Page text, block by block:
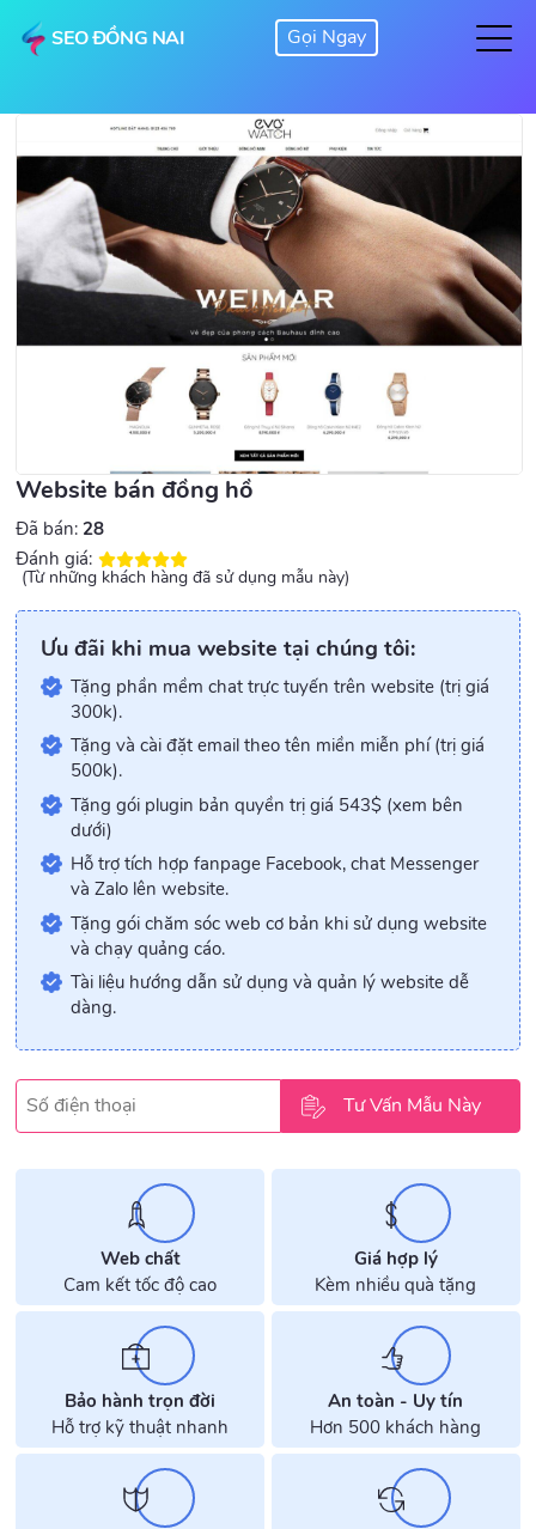
SEO ĐỒNG NAI
Website bán đồng hồ
Đã bán:28
Đánh giá:
(Từ những khách hàng đã sử dụng mẫu này)
Ưu đãi khi mua website tại chúng tôi:
Tặng phần mềm chat trực tuyến trên website (trị giá
300k).
Tặng và cài đặt email theo tên miền miễn phí (trị giá
500k).
Tặng gói plugin bản quyền trị giá 543$ (xem bên
dưới)
Hỗ trợ tích hợp fanpage Facebook, chat Messenger
và Zalo lên website.
Tặng gói chăm sóc web cơ bản khi sử dụng website
và chạy quảng cáo.
Tài liệu hướng dẫn sử dụng và quản lý website dễ
dàng.
Web chất
Cam kết tốc độ cao
Giá hợp lý
Kèm nhiều quà tặng
Bảo hành trọn đời
Hỗ trợ kỹ thuật nhanh
An toàn - Uy tín
Hơn 500 khách hàng